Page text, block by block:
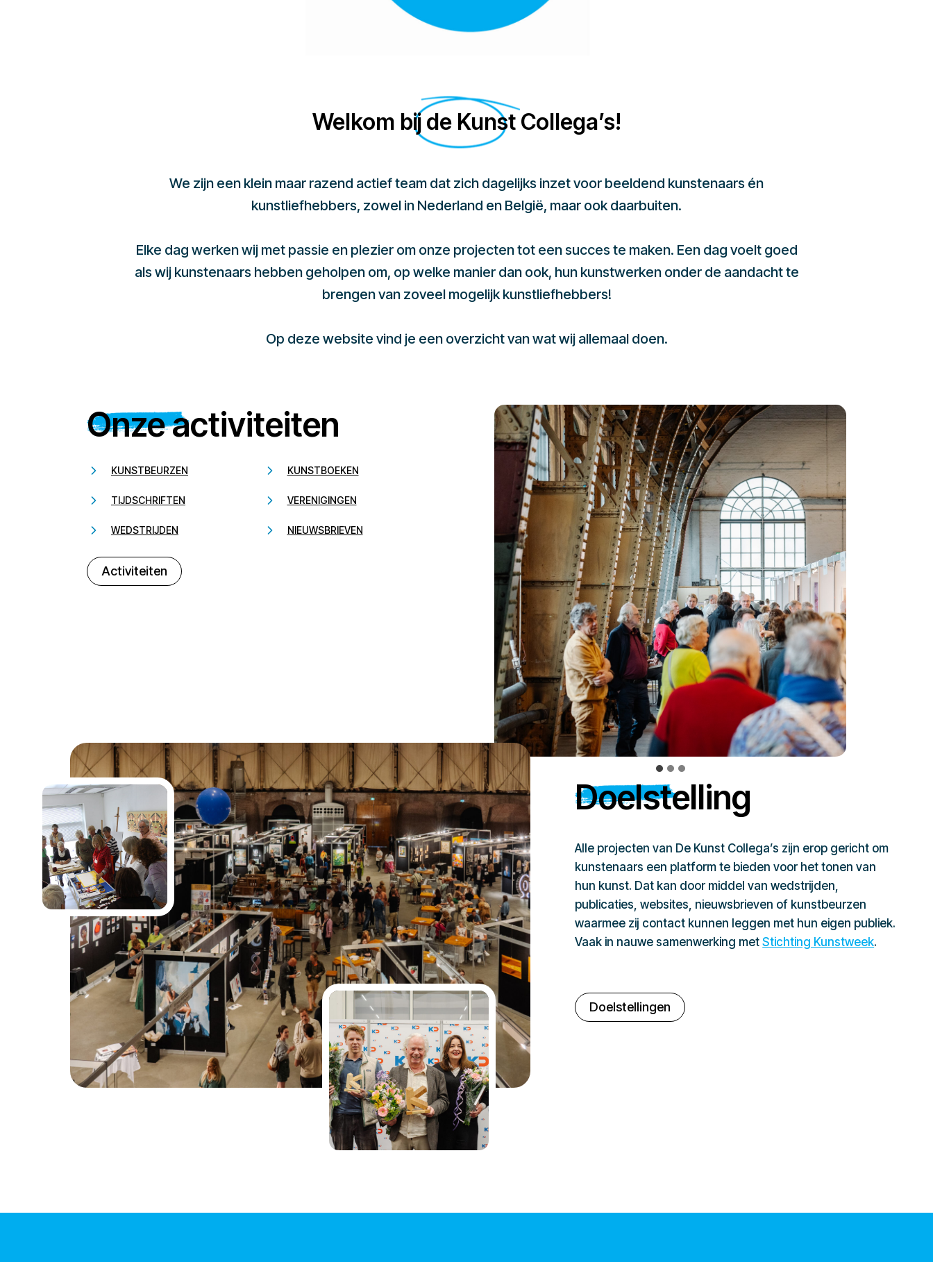
Welkom bij de Kunst Collega’s!
We zijn een klein maar razend actief team dat zich dagelijks inzet voor beeldend kunstenaars én
kunstliefhebbers, zowel in Nederland en België, maar ook daarbuiten.
Elke dag werken wij met passie en plezier om onze projecten tot een succes te maken. Een dag voelt goed
als wij kunstenaars hebben geholpen om, op welke manier dan ook, hun kunstwerken onder de aandacht te
brengen van zoveel mogelijk kunstliefhebbers!
Op deze website vind je een overzicht van wat wij allemaal doen.
Onze activiteiten
KUNSTBEURZEN KUNSTBOEKEN
TIJDSCHRIFTEN VERENIGINGEN
WEDSTRIJDEN NIEUWSBRIEVEN
Activiteiten
Doelstelling
Alle projecten van De Kunst Collega’s zijn erop gericht om
kunstenaars een platform te bieden voor het tonen van
hun kunst. Dat kan door middel van wedstrijden,
publicaties, websites, nieuwsbrieven of kunstbeurzen
waarmee zij contact kunnen leggen met hun eigen publiek.
Vaak in nauwe samenwerking metStichting Kunstweek.
Doelstellingen